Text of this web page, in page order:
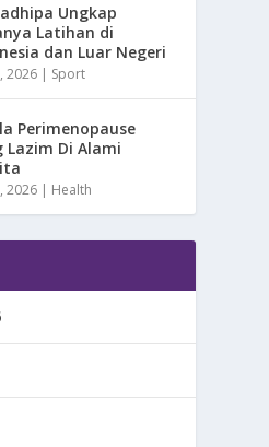
Ungkap
Latihan di
dan Luar Negeri
2026 | Sport
Perimenopause
Lazim Di Alami
2026 | Health